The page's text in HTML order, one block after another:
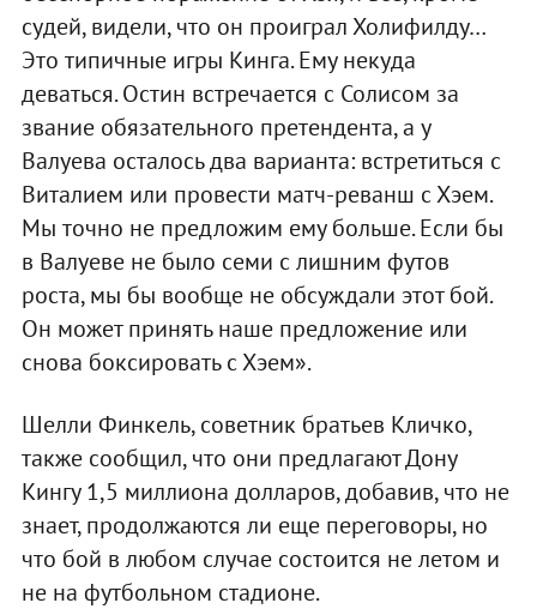
судей, видели, что он проиграл Холифилду…
Это типичные игры Кинга. Ему некуда
деваться. Остин встречается с Солисом за
звание обязательного претендента, а у
Валуева осталось два варианта: встретиться с
Виталием или провести матч-реванш с Хэем.
Мы точно не предложим ему больше. Если бы
в Валуеве не было семи с лишним футов
роста, мы бы вообще не обсуждали этот бой.
Он может принять наше предложение или
снова боксировать с Хэем».
Шелли Финкель, советник братьев Кличко,
также сообщил, что они предлагают Дону
Кингу 1,5 миллиона долларов, добавив, что не
знает, продолжаются ли еще переговоры, но
что бой в любом случае состоится не летом и
не на футбольном стадионе.